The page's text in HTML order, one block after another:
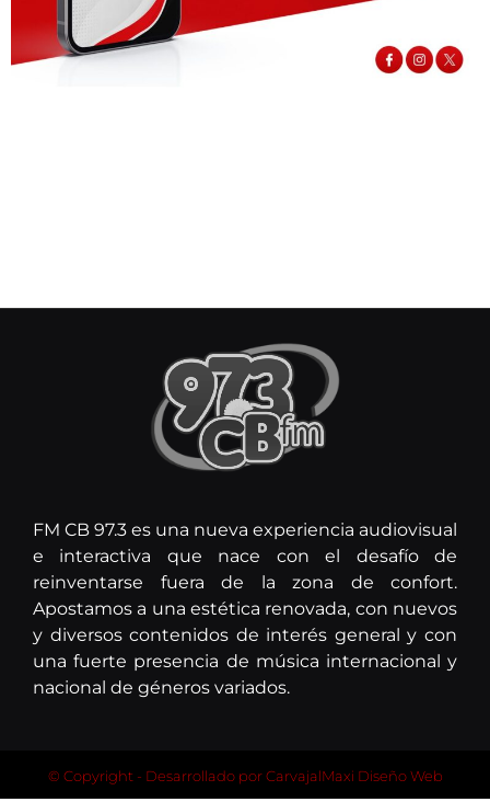
FM CB 97.3 es una nueva experiencia audiovisual
e interactiva que nace con el desafío de
reinventarse fuera de la zona de confort.
Apostamos a una estética renovada, con nuevos
y diversos contenidos de interés general y con
una fuerte presencia de música internacional y
nacional de géneros variados.
© Copyright - Desarrollado porCarvajalMaxi Diseño Web